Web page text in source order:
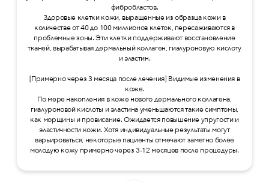
фибробластов.
Здоровые клетки кожи, выращенные из образца кожи в
количестве от 40 до 100 миллионов клеток, пересаживаются в
проблемные зоны. Эти клетки поддерживают восстановление
тканей, вырабатывая дермальный коллаген, гиалуроновую кислоту
и эластин.
[Примерно через 3 месяца после лечения] Видимые изменения в
коже.
По мере накопления в коже нового дермального коллагена,
гиалуроновой кислоты и эластина уменьшаются такие симптомы,
как морщины и провисание. Ожидается повышение упругости и
эластичности кожи. Хотя индивидуальные результаты могут
варьироваться, некоторые пациенты отмечают заметно более
молодую кожу примерно через 3-12 месяцев после процедуры.